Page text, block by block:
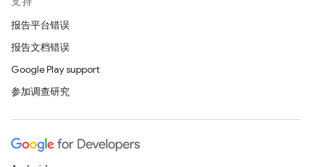
报告平台错误
报告文档错误
Google Play support
参加调查研究